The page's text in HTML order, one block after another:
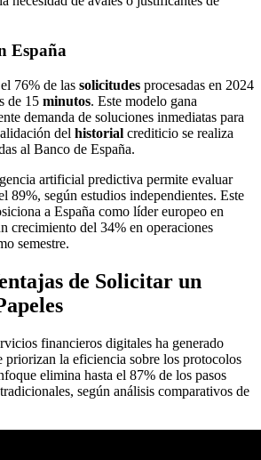
España
76% de las solicitudes procesadas en 2024
de 15 minutos. Este modelo gana
demanda de soluciones inmediatas para
del historial crediticio se realiza
al Banco de España.
artificial predictiva permite evaluar
89%, según estudios independientes. Este
a España como líder europeo en
crecimiento del 34% en operaciones
semestre.
de Solicitar un
financieros digitales ha generado
priorizan la eficiencia sobre los protocolos
elimina hasta el 87% de los pasos
según análisis comparativos de